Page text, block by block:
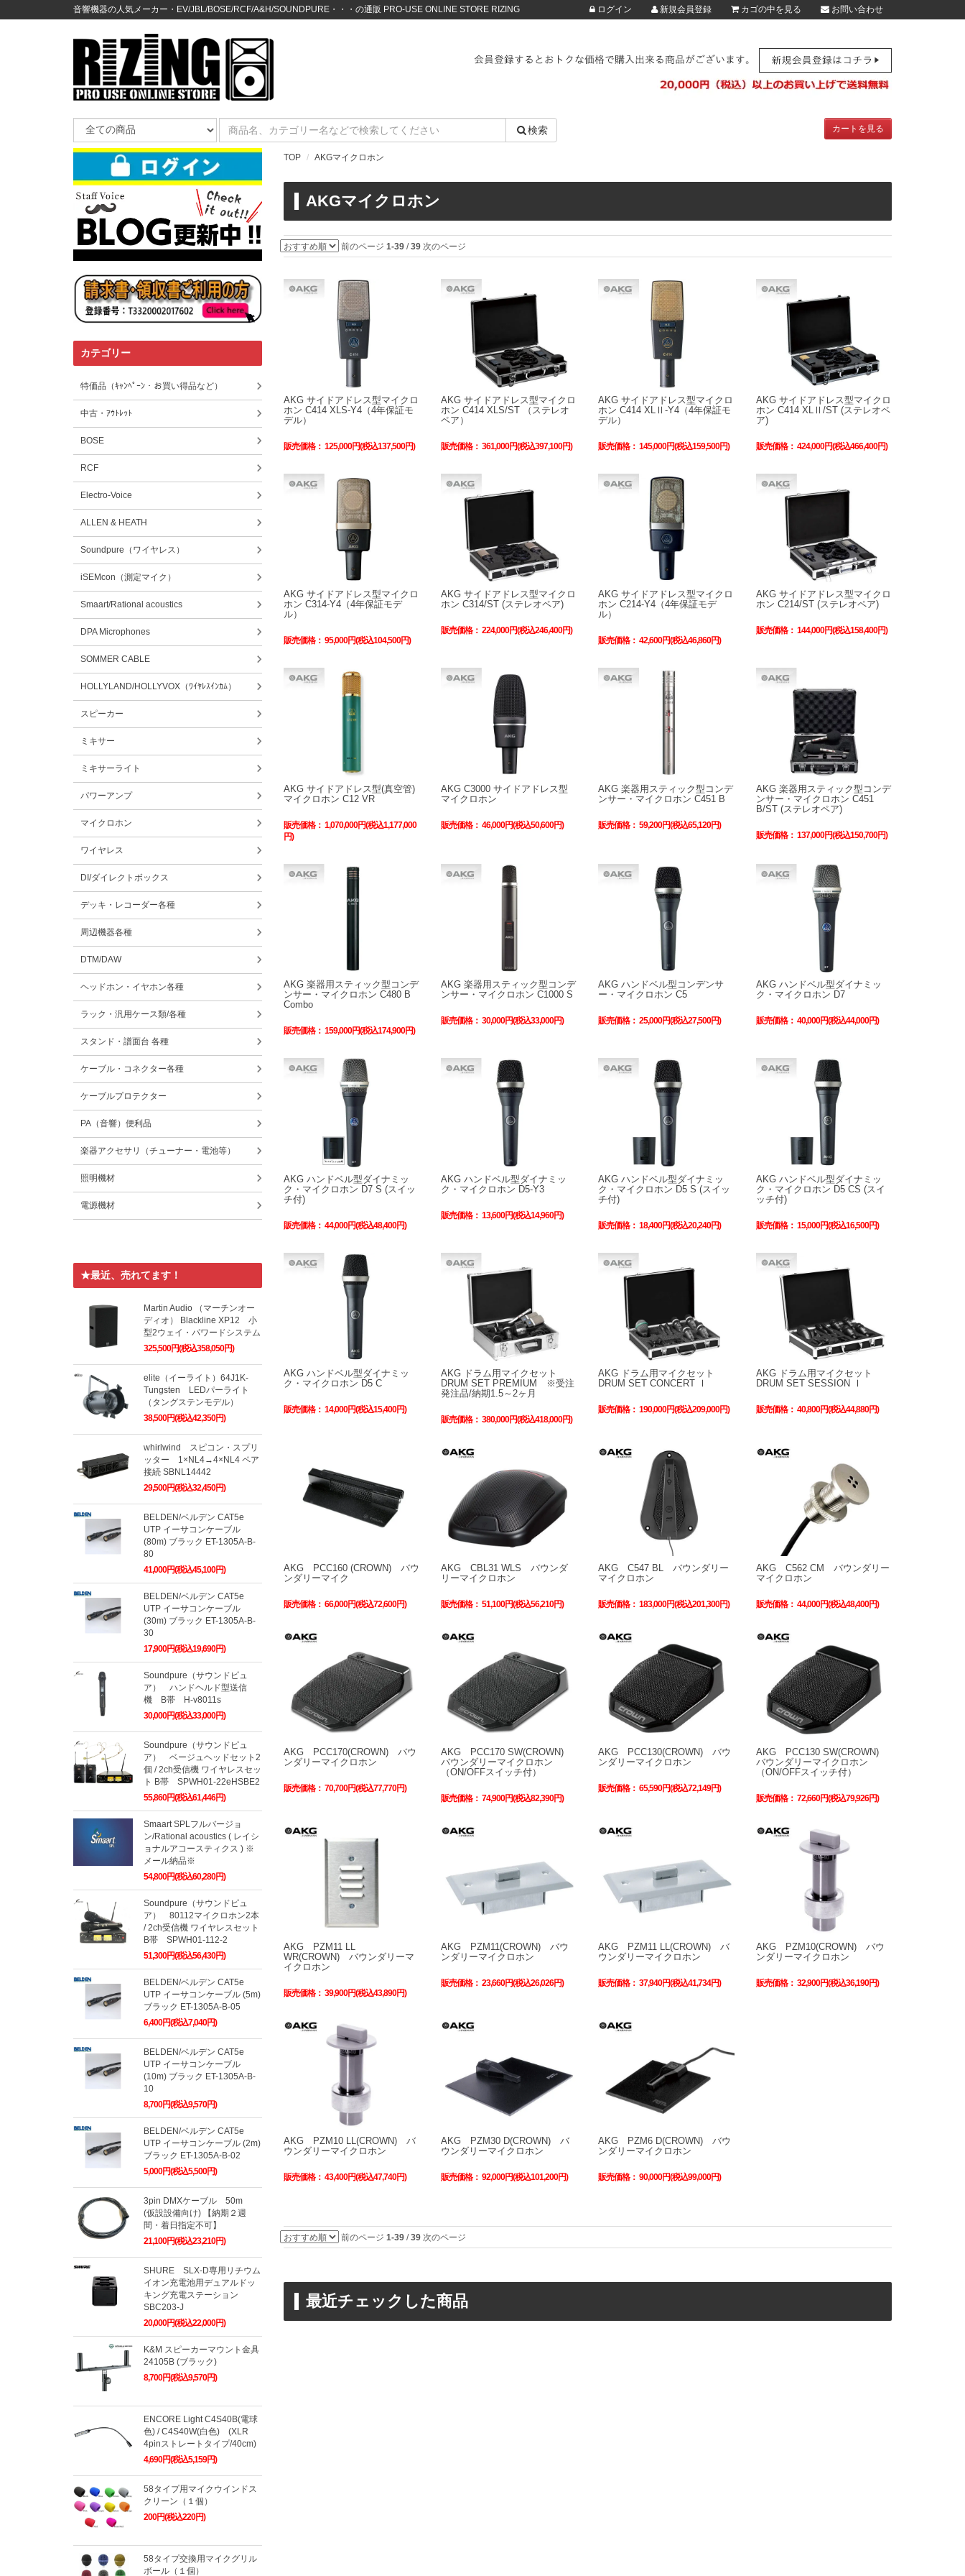
音響機器の人気メーカー・EV/JBL/BOSE/RCF/A&H/SOUNDPURE・・・の通販 PRO-USE ONLINE STORE RIZING ログイン 新規会員登録 カゴの中を見る お問い合わせ
検索 カートを見る
TOP AKGマイクロホン
AKGマイクロホン
前のページ 1-39 /39 次のページ
AKG サイドアドレス型マイクロ
ホン C414 XLS-Y4（4年保証モ
デル）
販売価格： 125,000円(税込137,500円)
AKG サイドアドレス型マイクロ
ホン C414 XLS/ST （ステレオ
ペア）
販売価格： 361,000円(税込397,100円)
AKG サイドアドレス型マイクロ
ホン C414 XLⅡ-Y4（4年保証モ
デル）
販売価格：145,000円(税込159,500円)
AKG サイドアドレス型マイクロ
ホン C414 XLⅡ/ST (ステレオペ
ア)
販売価格： 424,000円(税込466,400円)
AKG サイドアドレス型マイクロ
ホン C314-Y4（4年保証モデ
ル）
販売価格： 95,000円(税込104,500円)
AKG サイドアドレス型マイクロ
ホン C314/ST (ステレオペア)
販売価格： 224,000円(税込246,400円)
AKG サイドアドレス型マイクロ
ホン C214-Y4（4年保証モデ
ル）
販売価格：42,600円(税込46,860円)
AKG サイドアドレス型マイクロ
ホン C214/ST (ステレオペア)
販売価格： 144,000円(税込158,400円)
AKG サイドアドレス型(真空管)
マイクロホン C12 VR
販売価格： 1,070,000円(税込1,177,000
円)
AKG C3000 サイドアドレス型
マイクロホン
販売価格： 46,000円(税込50,600円)
AKG 楽器用スティック型コンデ
ンサー・マイクロホン C451 B
販売価格：59,200円(税込65,120円)
AKG 楽器用スティック型コンデ
ンサー・マイクロホン C451
B/ST (ステレオペア)
販売価格： 137,000円(税込150,700円)
AKG 楽器用スティック型コンデ
ンサー・マイクロホン C480 B
Combo
販売価格： 159,000円(税込174,900円)
AKG 楽器用スティック型コンデ
ンサー・マイクロホン C1000 S
販売価格： 30,000円(税込33,000円)
AKG ハンドベル型コンデンサ
ー・マイクロホン C5
販売価格：25,000円(税込27,500円)
AKG ハンドベル型ダイナミッ
ク・マイクロホン D7
販売価格： 40,000円(税込44,000円)
AKG ハンドベル型ダイナミッ
ク・マイクロホン D7 S (スイッ
チ付)
販売価格： 44,000円(税込48,400円)
AKG ハンドベル型ダイナミッ
ク・マイクロホン D5-Y3
販売価格： 13,600円(税込14,960円)
AKG ハンドベル型ダイナミッ
ク・マイクロホン D5 S (スイッ
チ付)
販売価格：18,400円(税込20,240円)
AKG ハンドベル型ダイナミッ
ク・マイクロホン D5 CS (スイ
ッチ付)
販売価格： 15,000円(税込16,500円)
AKG ハンドベル型ダイナミッ
ク・マイクロホン D5 C
販売価格： 14,000円(税込15,400円)
AKG ドラム用マイクセット
DRUM SET PREMIUM ※受注
発注品/納期1.5～2ヶ月
販売価格： 380,000円(税込418,000円)
AKG ドラム用マイクセット
DRUM SET CONCERT Ⅰ
販売価格：190,000円(税込209,000円)
AKG ドラム用マイクセット
DRUM SET SESSION Ⅰ
販売価格： 40,800円(税込44,880円)
AKG PCC160 (CROWN) バウ
ンダリーマイク
販売価格： 66,000円(税込72,600円)
AKG CBL31 WLS バウンダ
リーマイクロホン
販売価格： 51,100円(税込56,210円)
AKG C547 BL バウンダリー
マイクロホン
販売価格：183,000円(税込201,300円)
AKG C562 CM バウンダリー
マイクロホン
販売価格： 44,000円(税込48,400円)
AKG PCC170(CROWN) バウ
ンダリーマイクロホン
販売価格： 70,700円(税込77,770円)
AKG PCC170 SW(CROWN)
バウンダリーマイクロホン
（ON/OFFスイッチ付）
販売価格： 74,900円(税込82,390円)
AKG PCC130(CROWN) バウ
ンダリーマイクロホン
販売価格：65,590円(税込72,149円)
AKG PCC130 SW(CROWN)
バウンダリーマイクロホン
（ON/OFFスイッチ付）
販売価格： 72,660円(税込79,926円)
AKG PZM11 LL
WR(CROWN) バウンダリーマ
イクロホン
販売価格： 39,900円(税込43,890円)
AKG PZM11(CROWN) バウ
ンダリーマイクロホン
販売価格： 23,660円(税込26,026円)
AKG PZM11 LL(CROWN) バ
ウンダリーマイクロホン
販売価格：37,940円(税込41,734円)
AKG PZM10(CROWN) バウ
ンダリーマイクロホン
販売価格： 32,900円(税込36,190円)
AKG PZM10 LL(CROWN) バ
ウンダリーマイクロホン
販売価格： 43,400円(税込47,740円)
AKG PZM30 D(CROWN) バ
ウンダリーマイクロホン
販売価格： 92,000円(税込101,200円)
AKG PZM6 D(CROWN) バウ
ンダリーマイクロホン
販売価格：90,000円(税込99,000円)
前のページ 1-39 /39 次のページ
最近チェックした商品
カテゴリー
特価品（ｷｬﾝﾍﾟｰﾝ・お買い得品など）
中古・ｱｳﾄﾚｯﾄ
BOSE
RCF
Electro-Voice
ALLEN & HEATH
Soundpure（ワイヤレス）
iSEMcon（測定マイク）
Smaart/Rational acoustics
DPA Microphones
SOMMER CABLE
HOLLYLAND/HOLLYVOX（ﾜｲﾔﾚｽｲﾝｶﾑ）
スピーカー
ミキサー
ミキサーライト
パワーアンプ
マイクロホン
ワイヤレス
DI/ダイレクトボックス
デッキ・レコーダー各種
周辺機器各種
DTM/DAW
ヘッドホン・イヤホン各種
ラック・汎用ケース類/各種
スタンド・譜面台 各種
ケーブル・コネクター各種
ケーブルプロテクター
PA（音響）便利品
楽器アクセサリ（チューナー・電池等）
照明機材
電源機材
★最近、売れてます！
Martin Audio （マーチンオー
ディオ） Blackline XP12 小
型2ウェイ・パワードシステム
325,500円(税込358,050円)
elite（イーライト）64J1K-
Tungsten LEDパーライト
（タングステンモデル）
38,500円(税込42,350円)
whirlwind スピコン・スプリ
ッター 1×NL4→4×NL4 ペア
接続 SBNL14442
29,500円(税込32,450円)
BELDEN/ベルデン CAT5e
UTP イーサコンケーブル
(80m) ブラック ET-1305A-B-
80
41,000円(税込45,100円)
BELDEN/ベルデン CAT5e
UTP イーサコンケーブル
(30m) ブラック ET-1305A-B-
30
17,900円(税込19,690円)
Soundpure（サウンドピュ
ア） ハンドヘルド型送信
機 B帯 H-v8011s
30,000円(税込33,000円)
Soundpure（サウンドピュ
ア） ベージュヘッドセット2
個 / 2ch受信機 ワイヤレスセッ
ト B帯 SPWH01-22eHSBE2
55,860円(税込61,446円)
Smaart SPLフルバージョ
ン/Rational acoustics ( レイシ
ョナルアコースティクス ) ※
メール納品※
54,800円(税込60,280円)
Soundpure（サウンドピュ
ア） 80112マイクロホン2本
/ 2ch受信機 ワイヤレスセット
B帯 SPWH01-112-2
51,300円(税込56,430円)
BELDEN/ベルデン CAT5e
UTP イーサコンケーブル (5m)
ブラック ET-1305A-B-05
6,400円(税込7,040円)
BELDEN/ベルデン CAT5e
UTP イーサコンケーブル
(10m) ブラック ET-1305A-B-
10
8,700円(税込9,570円)
BELDEN/ベルデン CAT5e
UTP イーサコンケーブル (2m)
ブラック ET-1305A-B-02
5,000円(税込5,500円)
3pin DMXケーブル 50m
(仮設設備向け) 【納期２週
間・着日指定不可】
21,100円(税込23,210円)
SHURE SLX-D専用リチウム
イオン充電池用デュアルドッ
キング充電ステーション
SBC203-J
20,000円(税込22,000円)
K&M スピーカーマウント金具
24105B (ブラック)
8,700円(税込9,570円)
ENCORE Light C4S40B(電球
色) / C4S40W(白色) (XLR
4pinストレートタイプ/40cm)
4,690円(税込5,159円)
58タイプ用マイクウインドス
クリーン（１個）
200円(税込220円)
58タイプ交換用マイクグリル
ボール（１個）